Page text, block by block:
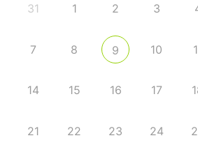
31 1 2 3
7 8 9 10
14 15 16 17
21 22 23 24